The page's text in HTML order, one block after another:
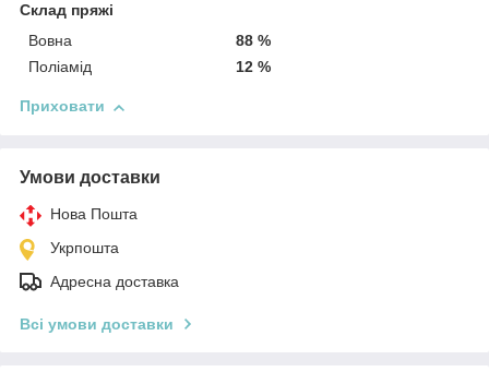
Склад пряжі
Вовна
88 %
Поліамід
12 %
Приховати
Умови доставки
Нова Пошта
Укрпошта
Адресна доставка
Всі умови доставки